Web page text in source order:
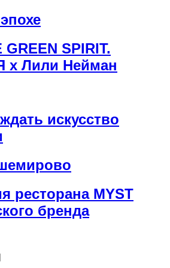
SPIRIT.
Лили Нейман
искусство
ресторана MYST
бренда